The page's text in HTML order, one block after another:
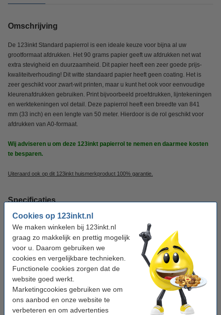
Cookies op 123inkt.nl
We maken winkelen bij 123inkt.nl
graag zo makkelijk en prettig mogelijk
voor u. Daarom gebruiken we
cookies en vergelijkbare technieken.
Functionele cookies zorgen dat de
website goed werkt.
Marketingcookies gebruiken we om
ons aanbod en onze website te
verbeteren en om advertenties
Omschrijving
De 123inkt Standard papierrol is een ideale keuze voor bijna al uw
grootformaat afdrukken. Het 90 grams papier geeft uw afdrukken net wat
extra stevigheid en duurzaamheid. Dit papier heeft een zeer goede prijs-
kwaliteitverhouding! Dit witte standaard papier heeft geen coating. Het is
zeer geschikt voor zwart-wit printen, maar u kunt het ook voor eenvoudige
kleurenafdrukken gebruiken. Print bijvoorbeeld proefdrukken, lijntekeningen
en werktekeningen vol detail. Deze papierrol heeft een breedte van 841
mm (33 inch) en een lengte van 50 meter. Hierdoor is de rol geschikt voor
afdrukken van A0-formaat.
Wij adviseren u om deze 123inkt papierrol te nemen en daarmee kosten
te besparen.
Uiteraard ook op dit 123inkt huismerkproduct 100% garantie.
Specificaties
Merk: 123inkt
Afmetingen: 841 mm x 50 m (BxL)
Papiergewicht: 90 g/m²
2 inch
Winstpakker!